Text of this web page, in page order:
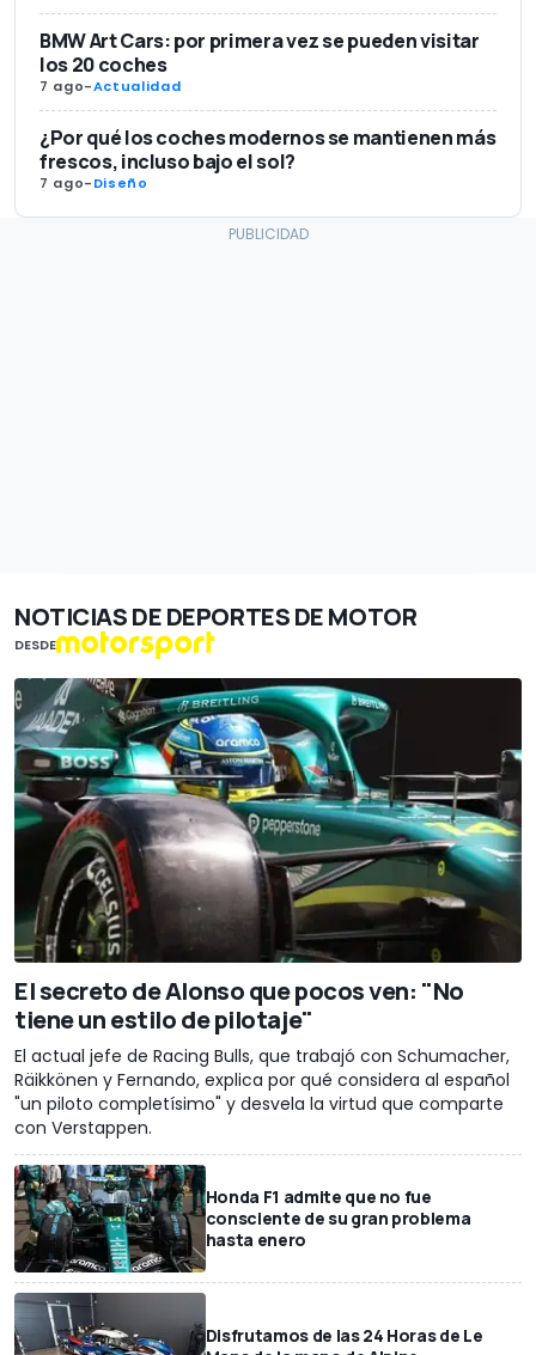
BMW Art Cars: por primera vez se pueden visitar
los 20 coches
7 ago-Actualidad
¿Por qué los coches modernos se mantienen más
frescos, incluso bajo el sol?
7 ago-Diseño
NOTICIAS DE DEPORTES DE MOTOR
DESDE
El secreto de Alonso que pocos ven: "No
tiene un estilo de pilotaje"
El actual jefe de Racing Bulls, que trabajó con Schumacher,
Räikkönen y Fernando, explica por qué considera al español
"un piloto completísimo" y desvela la virtud que comparte
con Verstappen.
Honda F1 admite que no fue
consciente de su gran problema
hasta enero
Disfrutamos de las 24 Horas de Le